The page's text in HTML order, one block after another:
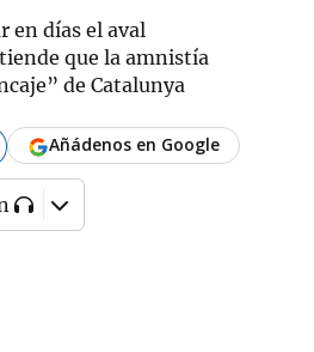
en días el aval
que la amnistía
de Catalunya
Añádenos en Google